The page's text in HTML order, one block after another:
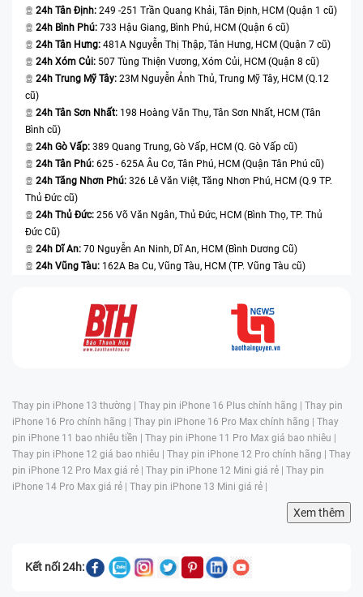
24h Tân Định: 249 -251 Trần Quang Khải, Tân Định, HCM (Quận 1 cũ)
24h Bình Phú: 733 Hậu Giang, Bình Phú, HCM (Quận 6 cũ)
24h Tân Hưng: 481A Nguyễn Thị Thập, Tân Hưng, HCM (Quận 7 cũ)
24h Xóm Củi: 507 Tùng Thiện Vương, Xóm Củi, HCM (Quận 8 cũ)
24h Trung Mỹ Tây: 23M Nguyễn Ảnh Thủ, Trung Mỹ Tây, HCM (Q.12
cũ)
24h Tân Sơn Nhất: 198 Hoàng Văn Thụ, Tân Sơn Nhất, HCM (Tân
Bình cũ)
24h Gò Vấp: 389 Quang Trung, Gò Vấp, HCM (Q. Gò Vấp cũ)
24h Tân Phú: 625 - 625A Âu Cơ, Tân Phú, HCM (Quận Tân Phú cũ)
24h Tăng Nhơn Phú: 326 Lê Văn Việt, Tăng Nhơn Phú, HCM (Q.9 TP.
Thủ Đức cũ)
24h Thủ Đức: 256 Võ Văn Ngân, Thủ Đức, HCM (Bình Thọ, TP. Thủ
Đức Cũ)
24h Dĩ An: 70 Nguyễn An Ninh, Dĩ An, HCM (Bình Dương Cũ)
24h Vũng Tàu: 162A Ba Cu, Vũng Tàu, HCM (TP. Vũng Tàu cũ)
Thay pin iPhone 13 thường | Thay pin iPhone 16 Plus chính hãng | Thay pin
iPhone 16 Pro chính hãng | Thay pin iPhone 16 Pro Max chính hãng | Thay
pin iPhone 11 bao nhiêu tiền | Thay pin iPhone 11 Pro Max giá bao nhiêu |
Thay pin iPhone 12 giá bao nhiêu | Thay pin iPhone 12 Pro chính hãng | Thay
pin iPhone 12 Pro Max giá rẻ | Thay pin iPhone 12 Mini giá rẻ | Thay pin
iPhone 14 Pro Max giá rẻ | Thay pin iPhone 13 Mini giá rẻ |
Xem thêm
Kết nối 24h: